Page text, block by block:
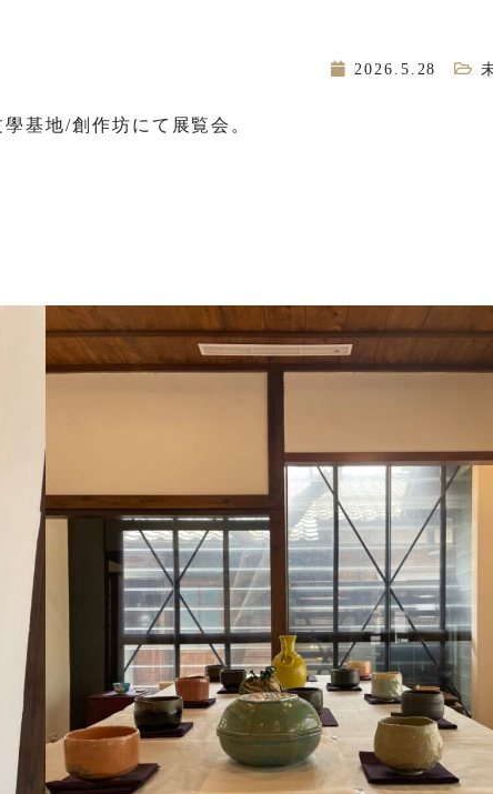
2026.5.28
基地/創作坊にて展覧会。